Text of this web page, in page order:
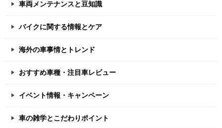
車両メンテナンスと豆知識
バイクに関する情報とケア
海外の車事情とトレンド
おすすめ車種・注目車レビュー
イベント情報・キャンペーン
車の雑学とこだわりポイント